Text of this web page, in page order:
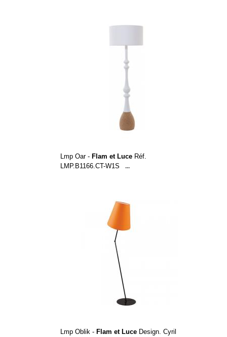
Lmp Oar - Flam et LuceRéf.
LMP.B1166.CT-W1S
...
Lmp Oblik - Flam et LuceDesign. Cyril